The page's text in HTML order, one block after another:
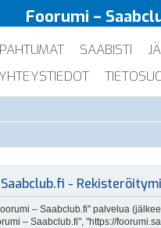
Foorumi –
SAABISTI
YHTEYSTIEDOT
-
– Saabclub.fi" palvelua
– Saabclub.fi", "https://